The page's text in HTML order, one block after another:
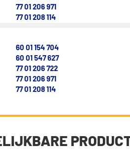
77 01 206 971
77 01 208 114
60 01 154 704
60 01 547 627
77 01 206 722
77 01 206 971
77 01 208 114